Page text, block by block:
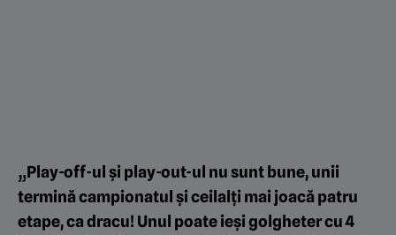
„Play-off-ul și play-out-ul nu sunt bune, unii
termină campionatul și ceilalți mai joacă patru
etape, ca dracu! Unul poate ieși golgheter cu 4